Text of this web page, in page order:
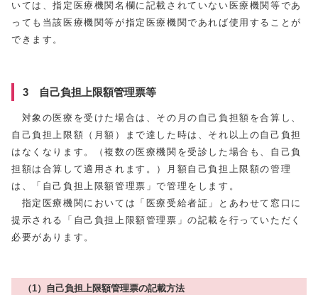
いては、指定医療機関名欄に記載されていない医療機関等であ
っても当該医療機関等が指定医療機関であれば使用することが
できます。
3 自己負担上限額管理票等
対象の医療を受けた場合は、その月の自己負担額を合算し、
自己負担上限額（月額）まで達した時は、それ以上の自己負担
はなくなります。（複数の医療機関を受診した場合も、自己負
担額は合算して適用されます。）月額自己負担上限額の管理
は、「自己負担上限額管理票」で管理をします。
指定医療機関においては「医療受給者証」とあわせて窓口に
提示される「自己負担上限額管理票」の記載を行っていただく
必要があります。
（1）自己負担上限額管理票の記載方法